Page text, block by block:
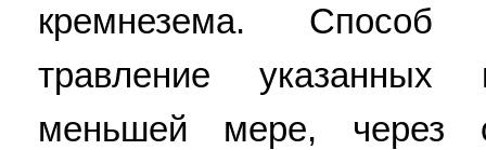
кремнезема. Способ
травление
меньшей мере, через